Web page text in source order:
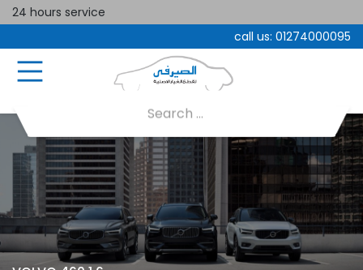
24 hours service
call us: 01274000095